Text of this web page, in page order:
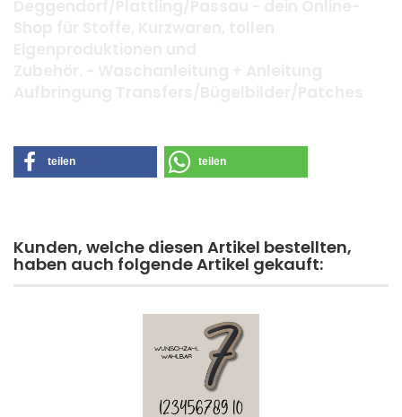
teilen teilen
Kunden, welche diesen Artikel bestellten,
haben auch folgende Artikel gekauft: